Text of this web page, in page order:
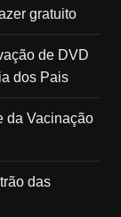
gratuito
de DVD
dos Pais
da Vacinação
das